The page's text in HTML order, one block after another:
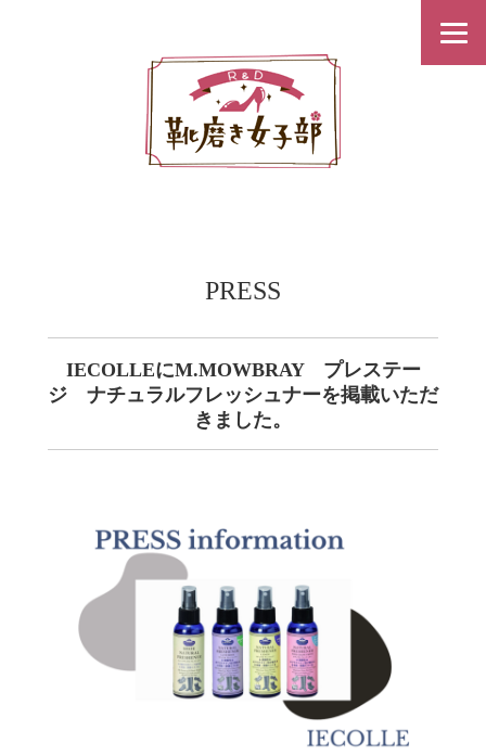
PRESS
IECOLLEにM.MOWBRAY プレステー
ジ ナチュラルフレッシュナーを掲載いただ
きました。